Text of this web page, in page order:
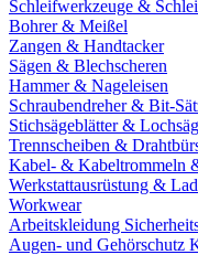
Schleifwerkzeuge &
Bohrer & Meißel
Zangen & Handtacker
Sägen & Blechscheren
Hammer & Nageleisen
Schraubendreher & Bit-
Stichsägeblätter &
Trennscheiben &
Kabel- & Kabeltrommeln
Werkstattausrüstung &
Workwear
Arbeitskleidung
Augen- und Gehörschutz